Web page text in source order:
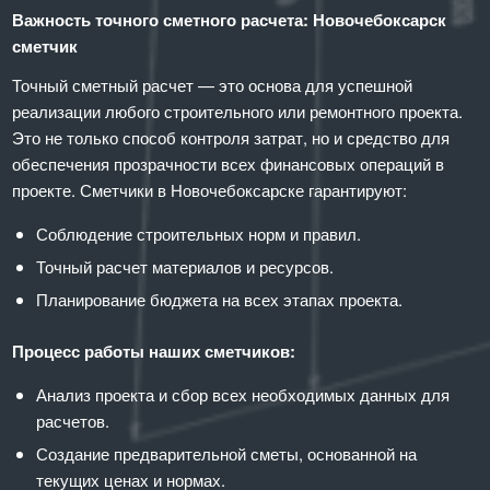
Важность точного сметного расчета: Новочебоксарск
сметчик
Точный сметный расчет — это основа для успешной
реализации любого строительного или ремонтного проекта.
Это не только способ контроля затрат, но и средство для
обеспечения прозрачности всех финансовых операций в
проекте. Сметчики в Новочебоксарске гарантируют:
Соблюдение строительных норм и правил.
Точный расчет материалов и ресурсов.
Планирование бюджета на всех этапах проекта.
Процесс работы наших сметчиков:
Анализ проекта и сбор всех необходимых данных для
расчетов.
Создание предварительной сметы, основанной на
текущих ценах и нормах.